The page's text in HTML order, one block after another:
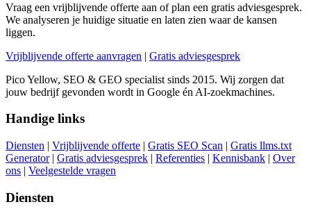
Vraag een vrijblijvende offerte aan of plan een gratis adviesgesprek.
We analyseren je huidige situatie en laten zien waar de kansen
liggen.
Vrijblijvende offerte aanvragen | Gratis adviesgesprek
Pico Yellow, SEO & GEO specialist sinds 2015. Wij zorgen dat
jouw bedrijf gevonden wordt in Google én AI-zoekmachines.
Handige links
Diensten | Vrijblijvende offerte | Gratis SEO Scan | Gratis llms.txt
Generator| Gratis adviesgesprek | Referenties | Kennisbank | Over
ons | Veelgestelde vragen
Diensten